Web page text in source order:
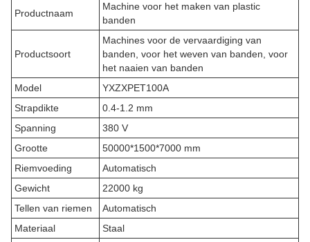
Productnaam
Machine voor het maken van plastic
banden
Productsoort
Machines voor de vervaardiging van
banden, voor het weven van banden, voor
het naaien van banden
Model
YXZXPET100A
Strapdikte
0.4-1.2 mm
Spanning
380 V
Grootte
50000*1500*7000 mm
Riemvoeding
Automatisch
Gewicht
22000 kg
Tellen van riemen
Automatisch
Materiaal
Staal